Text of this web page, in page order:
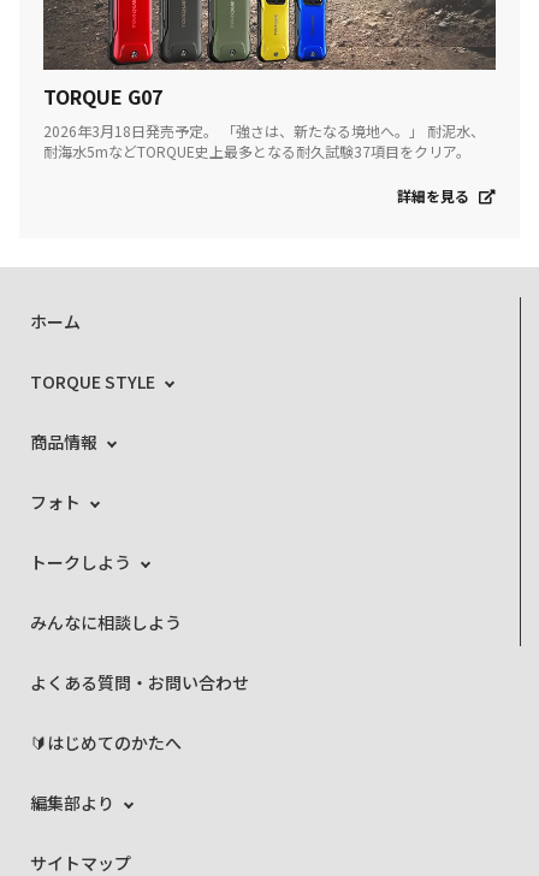
TORQUE G07
2026年3月18日発売予定。 「強さは、新たなる境地へ。」 耐泥水、
耐海水5mなどTORQUE史上最多となる耐久試験37項目をクリア。
詳細を見る
ホーム
TORQUE STYLE
商品情報
フォト
トークしよう
みんなに相談しよう
よくある質問・お問い合わせ
🔰はじめてのかたへ
編集部より
サイトマップ